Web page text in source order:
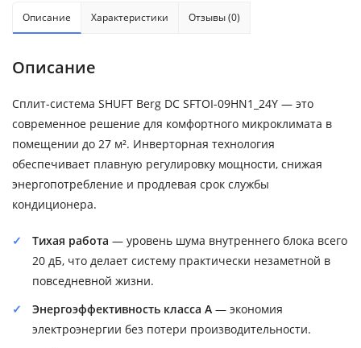
Описание Характеристики Отзывы (0)
Описание
Сплит-система SHUFT Berg DC SFTOI-09HN1_24Y — это
современное решение для комфортного микроклимата в
помещении до 27 м². Инверторная технология
обеспечивает плавную регулировку мощности, снижая
энергопотребление и продлевая срок службы
кондиционера.
Тихая работа — уровень шума внутреннего блока всего
20 дБ, что делает систему практически незаметной в
повседневной жизни.
Энергоэффективность класса A — экономия
электроэнергии без потери производительности.